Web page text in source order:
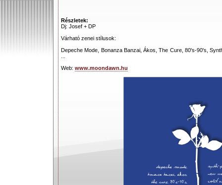
Részletek:
Dj: Josef + DP
Várható zenei stílusok:
Depeche Mode, Bonanza Banzai, Ákos, The Cure, 80's-90's,
Web: www.moondawn.hu